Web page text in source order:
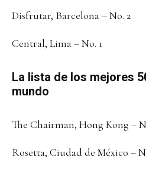
Disfrutar, Barcelona – No. 2
Central, Lima – No. 1
La lista de los mejores
mundo
The Chairman, Hong Kong –
Rosetta, Ciudad de México –